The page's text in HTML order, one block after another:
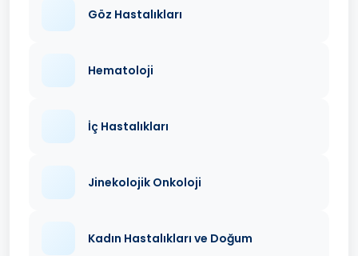
Göz Hastalıkları
Hematoloji
İç Hastalıkları
Jinekolojik Onkoloji
Kadın Hastalıkları ve Doğum